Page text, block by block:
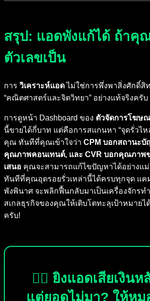
สรุป: แอดพังแก้ได้ ถ้าคุ
ตัวเลขเป็น
การ วิเคราะห์แอดไม่ใช่การพึ่งพาสิ่งศักดิ์สิ
“คณิตศาสตร์และจิตวิทยา” อย่างแท้จริงครับ
การดูหน้า Dashboard ของ ตัวจัดการโฆษ
นี้ขายได้กี่บาท แต่คือการสแกนหา “จุดรั่วไห
คุณ ทันทีที่คุณเข้าใจว่า CPM บอกสถานะบั
คุณภาพคอนเทนต์, และ CVR บอกคุณภาพ
เสนอ คุณจะสามารถแก้ไขปัญหาได้อย่างแ
ทันทีที่คุณอุดรอยรั่วเหล่านี้ได้ครบทุกจุด แ
พังพินาศ จะพลิกฟื้นกลับมาเป็นเครื่องจักรท
สเกลธุรกิจของคุณให้เติบโตทะลุเป้าหมาย
ครับ!
🕵️‍♂️ ยิงแอดเสียเงิน
แต่ยอดไม่มา? ให้หม